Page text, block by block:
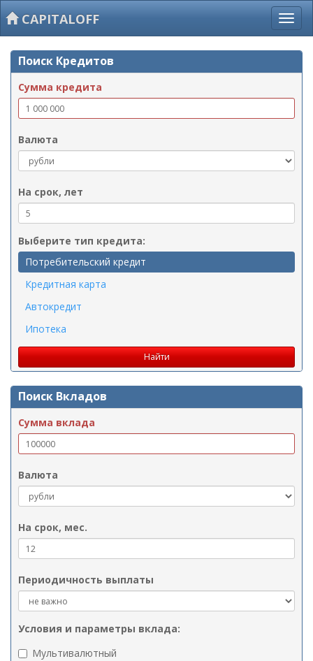
CAPITALOFF
Поиск Кредитов
Сумма кредита
Валюта
На срок, лет
Выберите тип кредита:
Потребительский кредит
Кредитная карта
Автокредит
Ипотека
Поиск Вкладов
Сумма вклада
Валюта
На срок, мес.
Периодичность выплаты
Условия и параметры вклада:
Мультивалютный